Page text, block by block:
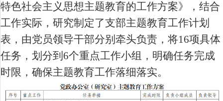
特色社会主义思想主题教育的工作方案》，结合
工作实际，研究制定了支部主题教育工作计划
表，由党员领导干部分别牵头负责，将16项具体
任务，划分到 6个重点工作小组，明确任务完成
时限，确保主题教育工作落细落实。